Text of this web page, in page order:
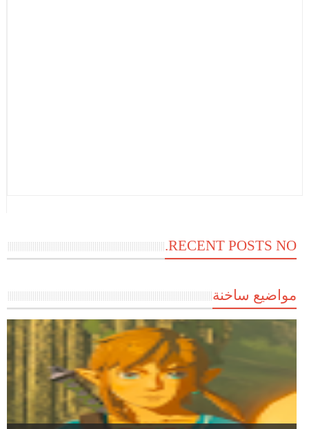
RECENT POSTS NO.
مواضيع ساخنة